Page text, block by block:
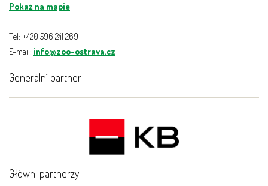
Pokaż na mapie
Tel: +420 596 241 269
E-mail: info@zoo-ostrava.cz
Generální partner
Główni partnerzy